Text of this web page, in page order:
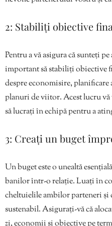
2: Stabiliți obiective
Pentru a vă asigura că sunteți
important să stabiliți obiective
despre economisire,
planuri de viitor. Acest lucru vă
să lucrați în echipă pentru a
3: Creați un buget
Un buget este o unealtă
banilor într-o relație. Luați în
cheltuielile ambilor parteneri și
sustenabil. Asigurați-vă că
zi, economii și obiective pe